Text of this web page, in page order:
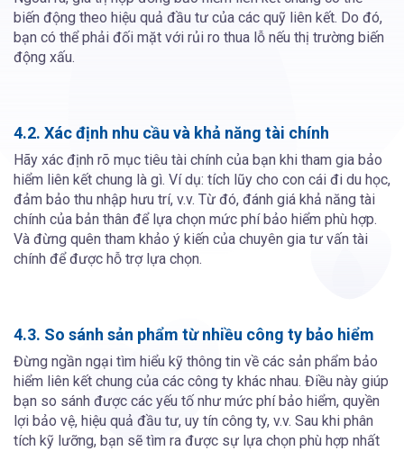
biến động theo hiệu quả đầu tư của các quỹ liên kết. Do đó,
bạn có thể phải đối mặt với rủi ro thua lỗ nếu thị trường biến
động xấu.
4.2. Xác định nhu cầu và khả năng tài chính
Hãy xác định rõ mục tiêu tài chính của bạn khi tham gia bảo
hiểm liên kết chung là gì. Ví dụ: tích lũy cho con cái đi du học,
đảm bảo thu nhập hưu trí, v.v. Từ đó, đánh giá khả năng tài
chính của bản thân để lựa chọn mức phí bảo hiểm phù hợp.
Và đừng quên tham khảo ý kiến của chuyên gia tư vấn tài
chính để được hỗ trợ lựa chọn.
4.3. So sánh sản phẩm từ nhiều công ty bảo hiểm
Đừng ngần ngại tìm hiểu kỹ thông tin về các sản phẩm bảo
hiểm liên kết chung của các công ty khác nhau. Điều này giúp
bạn so sánh được các yếu tố như mức phí bảo hiểm, quyền
lợi bảo vệ, hiệu quả đầu tư, uy tín công ty, v.v. Sau khi phân
tích kỹ lưỡng, bạn sẽ tìm ra được sự lựa chọn phù hợp nhất